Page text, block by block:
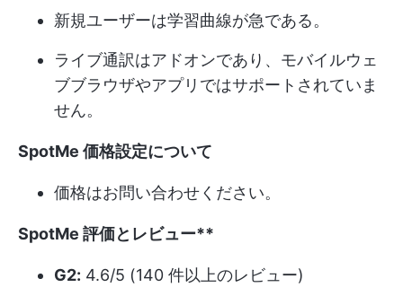
新規ユーザーは学習曲線が急である。
ライブ通訳はアドオンであり、モバイルウェ
ブブラウザやアプリではサポートされていま
せん。
SpotMe 価格設定について
価格はお問い合わせください。
SpotMe 評価とレビュー**
G2: 4.6/5 (140 件以上のレビュー)